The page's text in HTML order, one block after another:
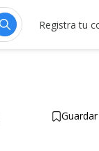
Registra tu
Guardar